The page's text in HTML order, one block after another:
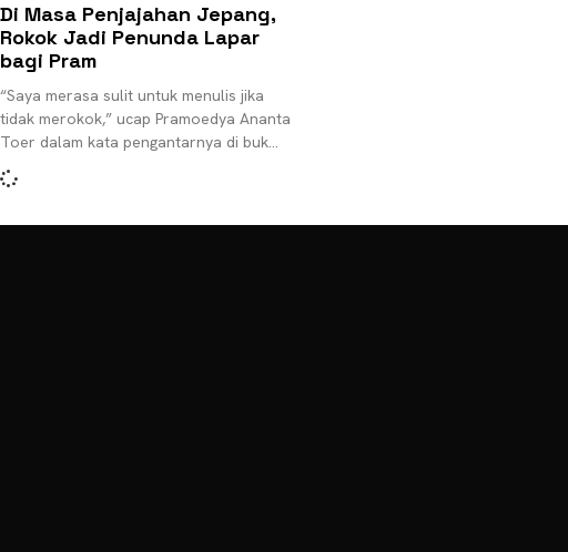
Di Masa Penjajahan Jepang,
Rokok Jadi Penunda Lapar
bagi Pram
“Saya merasa sulit untuk menulis jika
tidak merokok,” ucap Pramoedya Ananta
Toer dalam kata pengantarnya di buku
Kretek: The Culture and Heritage of
Indonesia’s Clove